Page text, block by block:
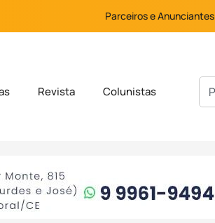
Parceiros e Anunciantes
Revista Colunistas